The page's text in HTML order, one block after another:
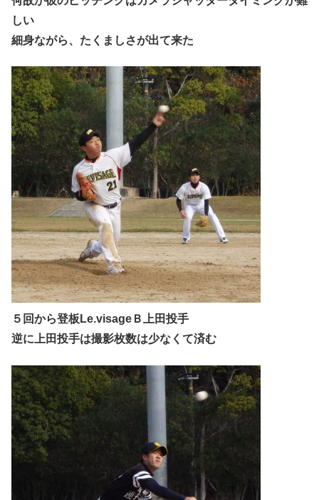
しい
細身ながら、たくましさが出て来た
５回から登板Le.visageＢ上田投手
逆に上田投手は撮影枚数は少なくて済む